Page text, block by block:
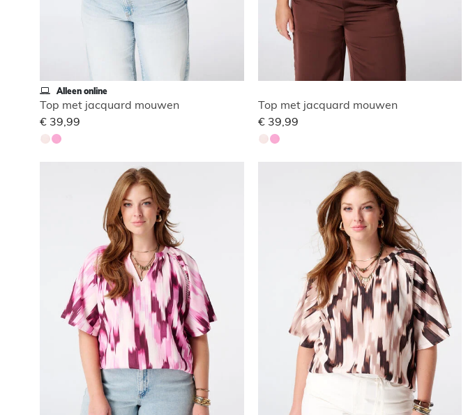
Alleen online
Top met jacquard mouwen
€ 39,99
Top met jacquard mouwen
€ 39,99